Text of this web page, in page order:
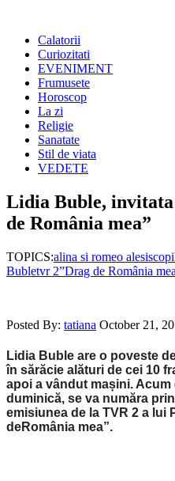
Calatorii
Curiozitati
EVENIMENT
Frumusete
Horoscop
La zi
Religie
Sanatate
Stil de viata
VEDETE
Lidia Buble,
de România mea”
TOPICS:alina si romeo alesis
Bubletvr 2”Drag de România
Posted By: tatiana October 21,
Lidia Buble are o poveste
în sărăcie alături de cei 10
apoi a vândut mașini.
duminică, se va număra
emisiunea de la TVR 2 a lui
deRomânia mea”.